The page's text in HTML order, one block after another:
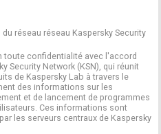
réseau réseau Kaspersky Security
toute confidentialité avec l'accord
Security Network (KSN), qui réunit
de Kaspersky Lab à travers le
des informations sur les
et de lancement de programmes
Ces informations sont
les serveurs centraux de Kaspersky